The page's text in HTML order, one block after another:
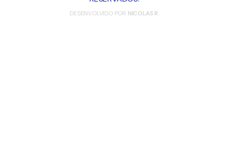
DESENVOLVIDO POR NICOLAS R.